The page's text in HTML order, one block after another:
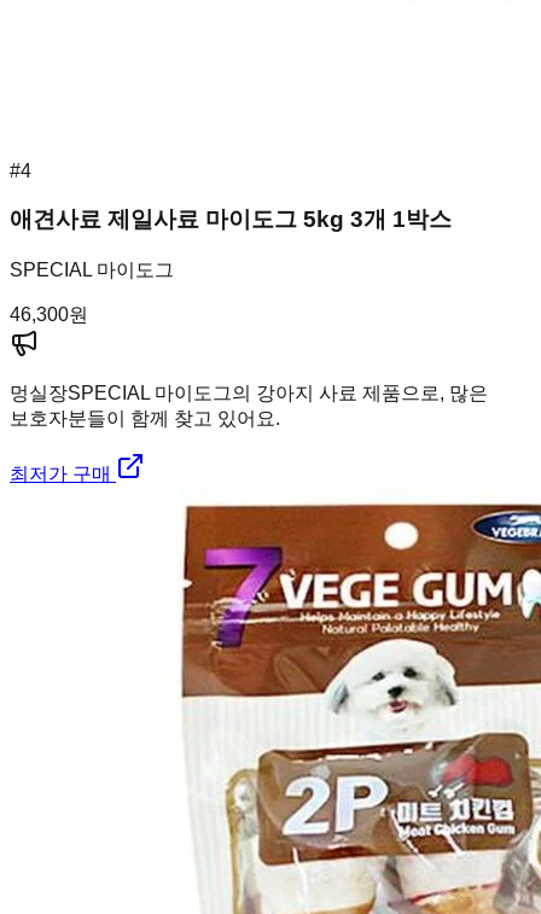
#4
애견사료 제일사료 마이도그 5kg 3개 1박스
SPECIAL 마이도그
46,300원
멍실장SPECIAL 마이도그의 강아지 사료 제품으로, 많은
보호자분들이 함께 찾고 있어요.
최저가 구매